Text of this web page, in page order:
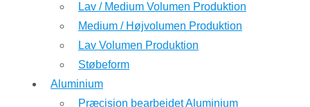
Lav / Medium Volumen Produktion
Medium / Højvolumen Produktion
Lav Volumen Produktion
Støbeform
Aluminium
Præcision bearbejdet Aluminium